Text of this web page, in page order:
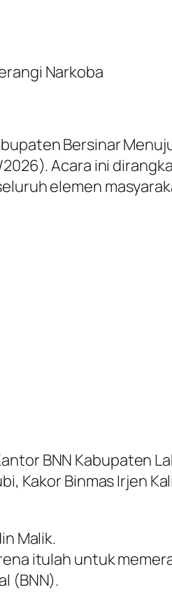
Narkoba
Bersinar
Acara ini
elemen
BNN Kabupaten
Kakor Binmas Irjen
Malik.
itulah untuk
(BNN).